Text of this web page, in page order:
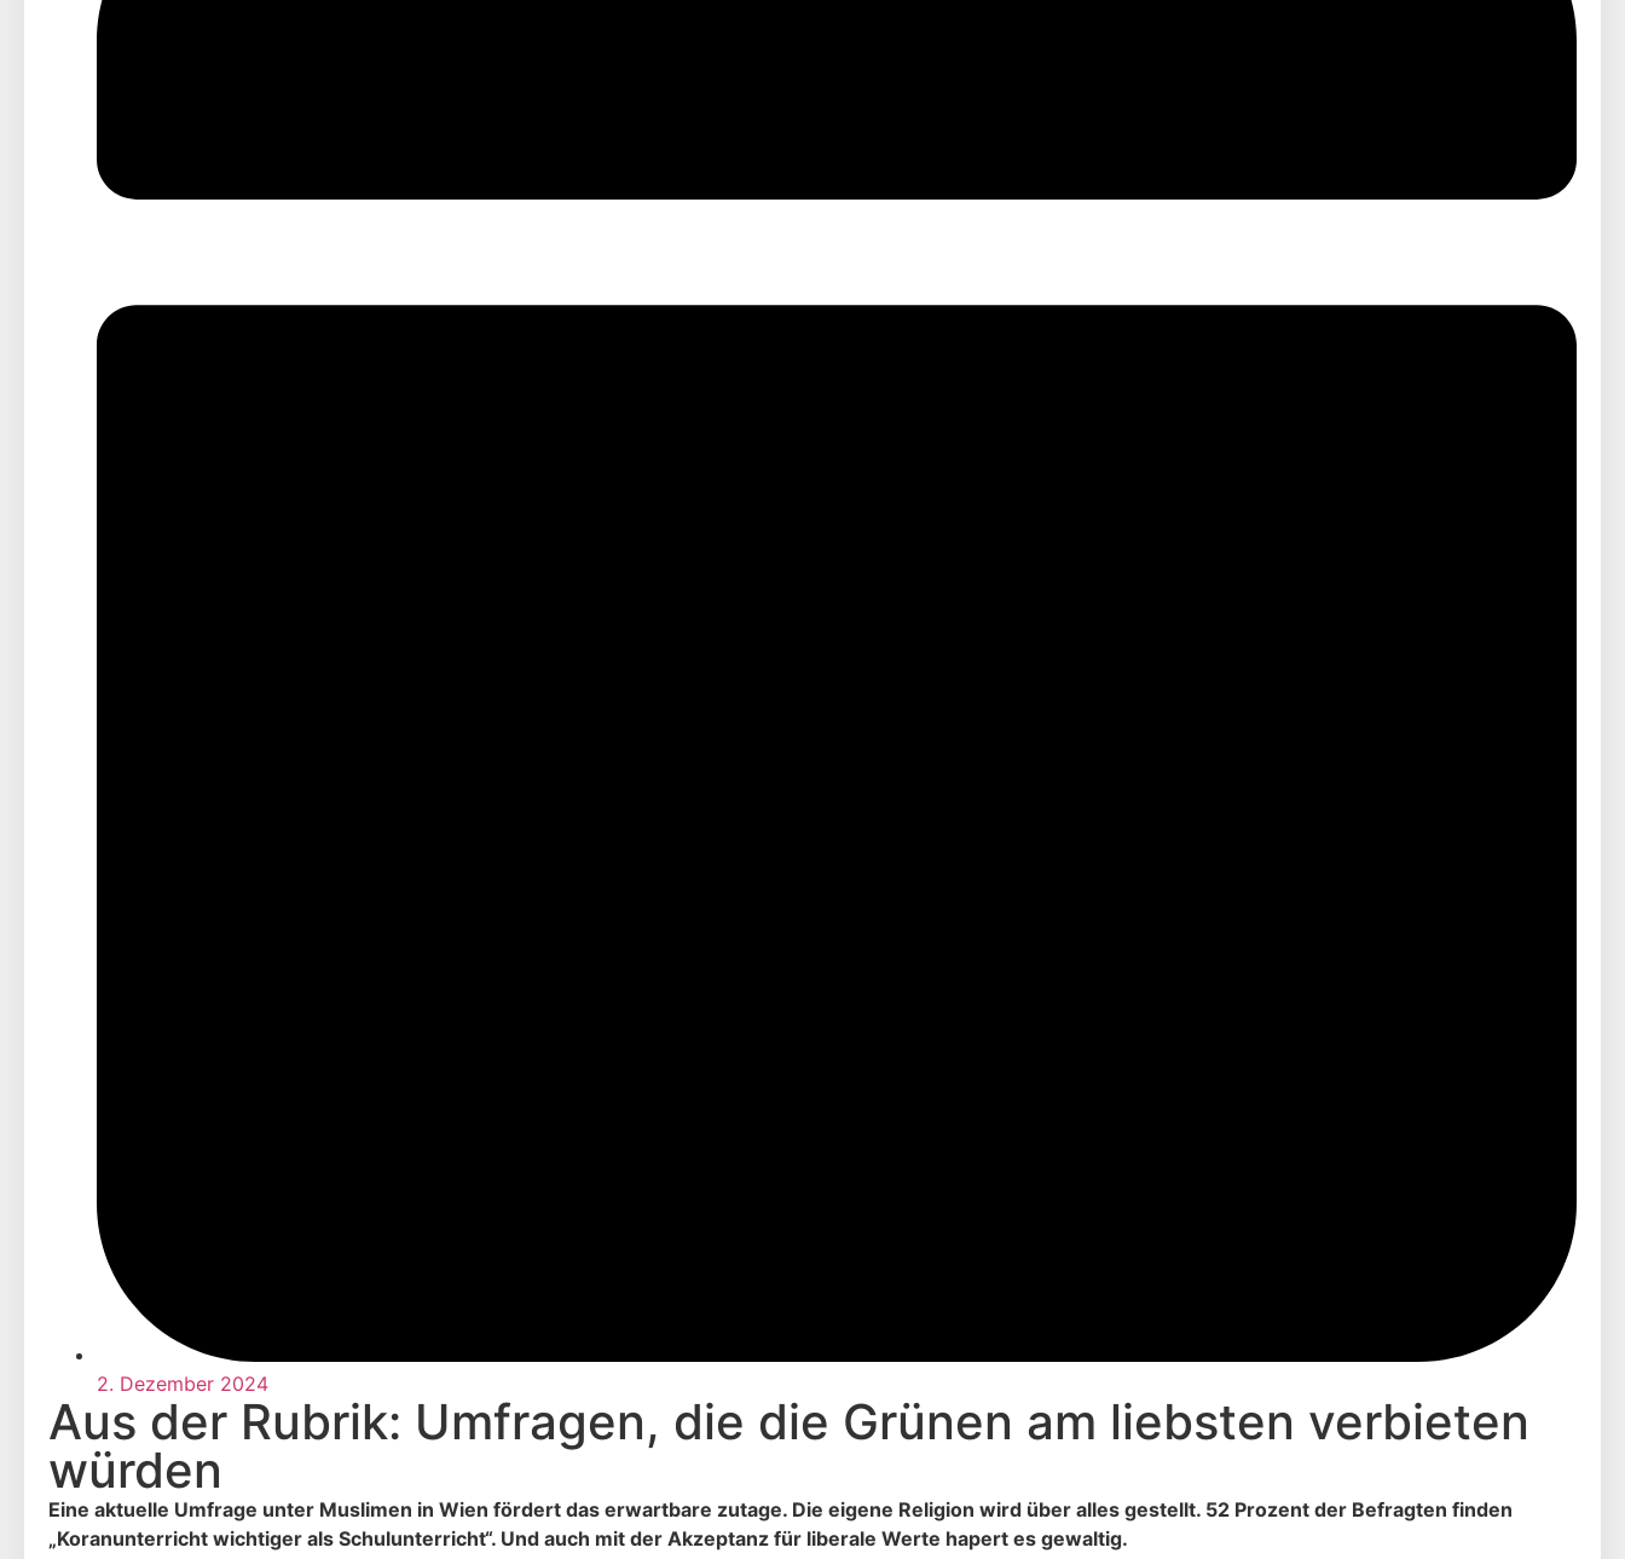
2. Dezember 2024
Aus der Rubrik: Umfragen, die die Grünen am liebsten verbieten
würden
Eine aktuelle Umfrage unter Muslimen in Wien fördert das erwartbare zutage. Die eigene Religion wird über alles gestellt. 52 Prozent der Befragten finden
„Koranunterricht wichtiger als Schulunterricht“. Und auch mit der Akzeptanz für liberale Werte hapert es gewaltig.